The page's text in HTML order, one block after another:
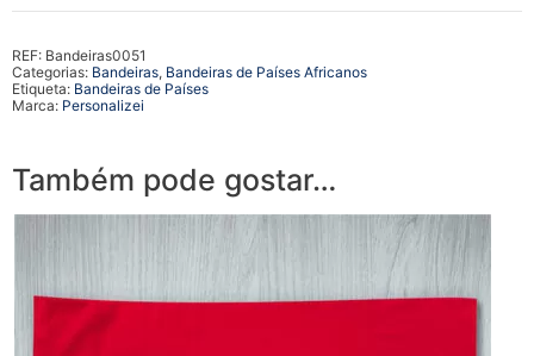
REF: Bandeiras0051
Categorias: Bandeiras, Bandeiras de Países Africanos
Etiqueta: Bandeiras de Países
Marca: Personalizei
Também pode gostar…